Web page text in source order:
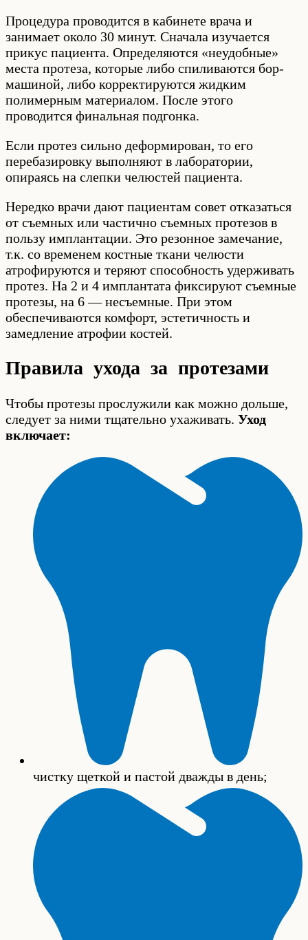
Процедура проводится в кабинете врача и
занимает около 30 минут. Сначала изучается
прикус пациента. Определяются «неудобные»
места протеза, которые либо спиливаются бор-
машиной, либо корректируются жидким
полимерным материалом. После этого
проводится финальная подгонка.
Если протез сильно деформирован, то его
перебазировку выполняют в лаборатории,
опираясь на слепки челюстей пациента.
Нередко врачи дают пациентам совет отказаться
от съемных или частично съемных протезов в
пользу имплантации. Это резонное замечание,
т.к. со временем костные ткани челюсти
атрофируются и теряют способность удерживать
протез. На 2 и 4 имплантата фиксируют съемные
протезы, на 6 — несъемные. При этом
обеспечиваются комфорт, эстетичность и
замедление атрофии костей.
Правила ухода за протезами
Чтобы протезы прослужили как можно дольше,
следует за ними тщательно ухаживать. Уход
включает:
чистку щеткой и пастой дважды в день;